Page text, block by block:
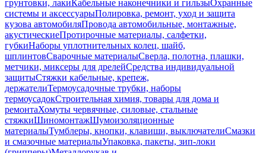
грунтовки, лакиКабельные наконечники и гильзыОхранные
системы и аксессуарыПолировка, ремонт, уход и защита
кузова автомобиляПровода автомобильные, монтажные,
акустическиеПротирочные материалы, салфетки,
губкиНаборы уплотнительных колец, шайб,
шплинтовСварочные материалыСверла, полотна, плашки,
метчики, миксеры для дрелейСредства индивидуальной
защитыСтяжки кабельные, крепеж,
держателиТермоусадочные трубки, наборы
термоусадокСтроительная химия, товары для дома и
ремонтаХомуты червячные, силовые, стальные
стяжкиШиномонтажШумоизоляционные
материалыТумблеры, кнопки, клавиши, выключателиСмазки
и смазочные материалыУпаковка, пакеты, зип-локи